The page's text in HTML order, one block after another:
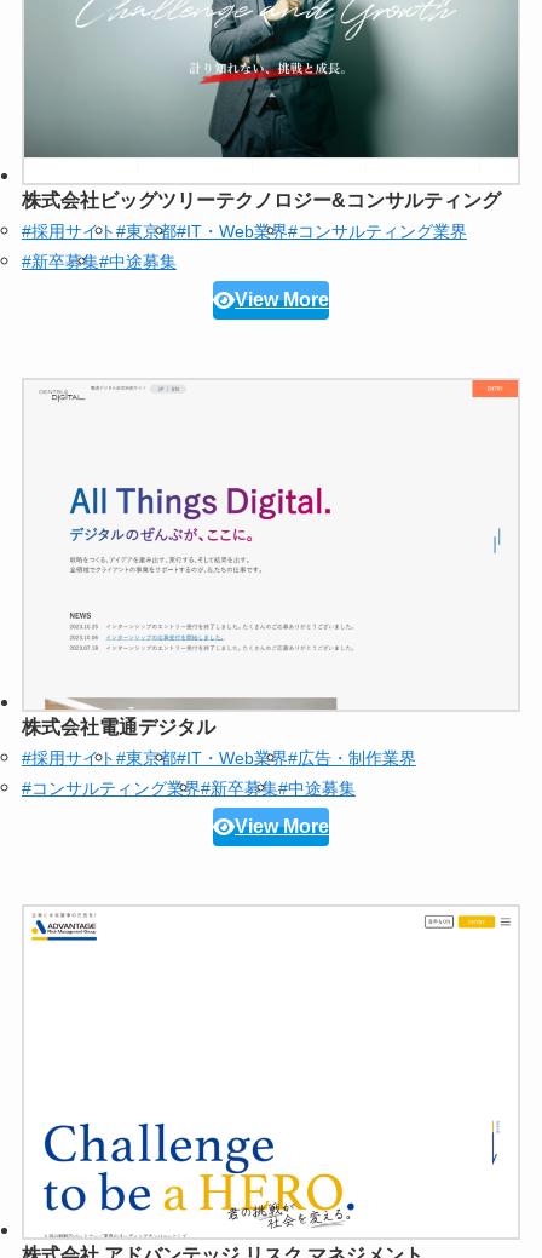
株式会社ビッグツリーテクノロジー&コンサルティング
#採用サイト#東京都#IT・Web業界#コンサルティング業界
#新卒募集#中途募集
View More
株式会社電通デジタル
#採用サイト#東京都#IT・Web業界#広告・制作業界
#コンサルティング業界#新卒募集#中途募集
View More